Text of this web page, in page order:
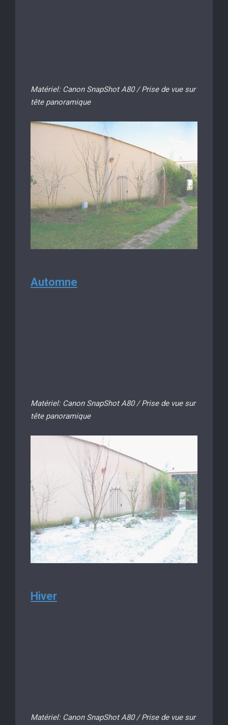
Matériel: Canon SnapShot A80 / Prise de vue sur
tête panoramique
Automne
Matériel: Canon SnapShot A80 / Prise de vue sur
tête panoramique
Hiver
Matériel: Canon SnapShot A80 / Prise de vue sur